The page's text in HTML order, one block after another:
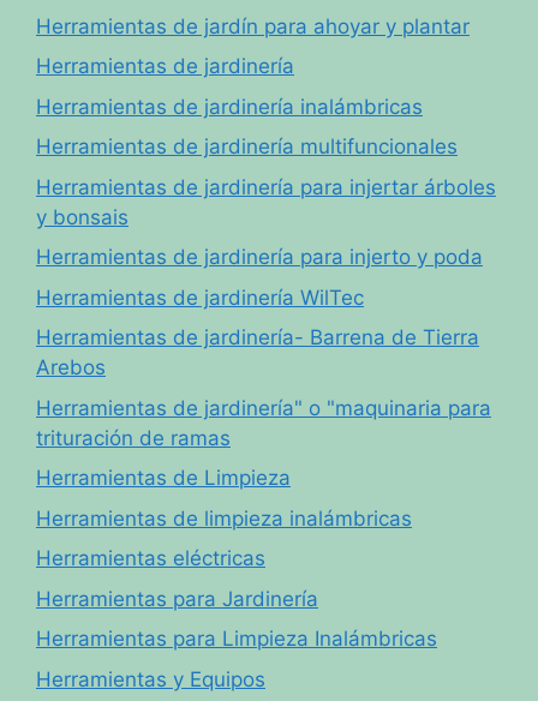
Herramientas de jardín para ahoyar y plantar
Herramientas de jardinería
Herramientas de jardinería inalámbricas
Herramientas de jardinería multifuncionales
Herramientas de jardinería para injertar árboles
y bonsais
Herramientas de jardinería para injerto y poda
Herramientas de jardinería WilTec
Herramientas de jardinería- Barrena de Tierra
Arebos
Herramientas de jardinería" o "maquinaria para
trituración de ramas
Herramientas de Limpieza
Herramientas de limpieza inalámbricas
Herramientas eléctricas
Herramientas para Jardinería
Herramientas para Limpieza Inalámbricas
Herramientas y Equipos